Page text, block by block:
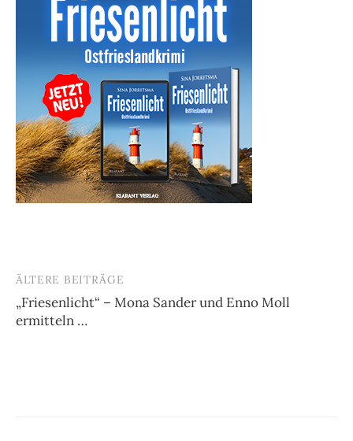
Beitragsnavigation
ÄLTERE BEITRÄGE
„Friesenlicht“ – Mona Sander und Enno Moll
ermitteln …